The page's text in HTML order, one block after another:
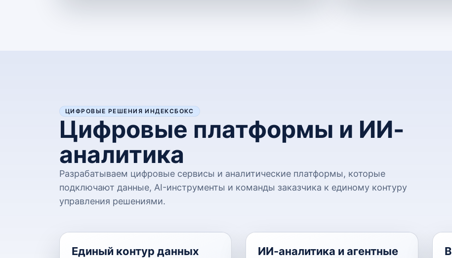
ЦИФРОВЫЕ РЕШЕНИЯ ИНДЕКСБОКС
Цифровые платформы и ИИ-
аналитика
Разрабатываем цифровые сервисы и аналитические платформы, которые
подключают данные, AI-инструменты и команды заказчика к единому контуру
управления решениями.
Единый контур данных
ИИ-аналитика и агентные